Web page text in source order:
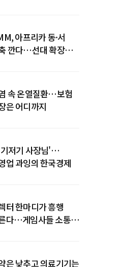
아프리카 동·서
깐다…선대 확장
속 온열질환…보험
은 어디까지
저기 사장님'…
업 과잉의 한국경제
터 한마디가 흥행
다…게임사들 소통
은 낮추고 의료기기는